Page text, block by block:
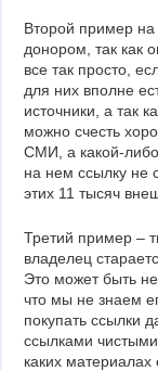
Второй пример на
донором, так как
все так просто,
для них вполне
источники, а так
можно счесть
СМИ, а какой-
на нем ссылку не
этих 11 тысяч
Третий пример –
владелец
Это может быть
что мы не знаем
покупать ссылки
ссылками
каких